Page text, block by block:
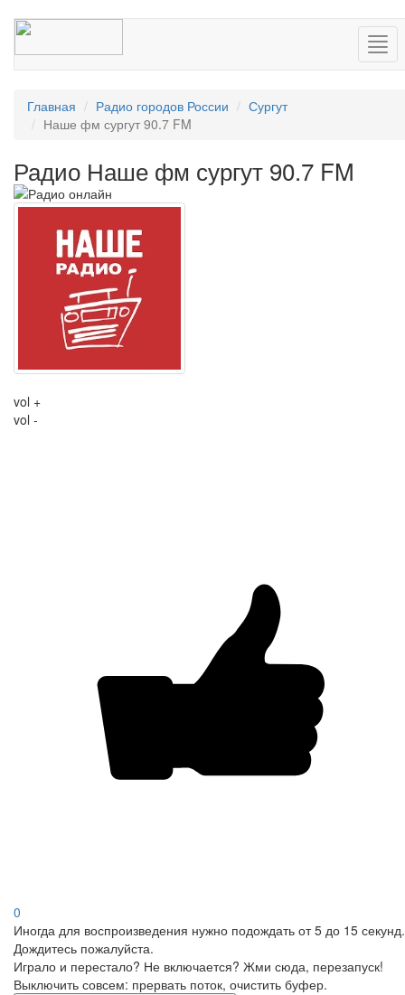
Главная Радио городов России
Сургут
Наше фм сургут 90.7 FM
Радио Наше фм сургут 90.7 FM
vol +
vol -
0
Иногда для воспроизведения нужно подождать от 5 до 15 секунд.
Дождитесь пожалуйста.
Играло и перестало? Не включается? Жми сюда, перезапуск!
Выключить совсем: прервать поток, очистить буфер.